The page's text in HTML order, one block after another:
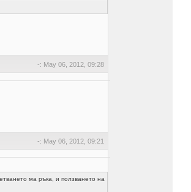
-: May 06, 2012, 09:28
-: May 06, 2012, 09:21
ма ръка, и ползването на